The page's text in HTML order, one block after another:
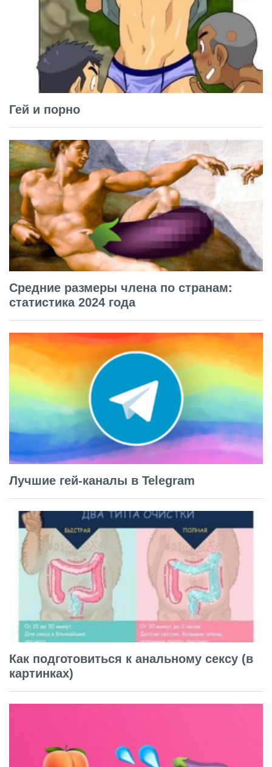
Гей и порно
Средние размеры члена по странам:
статистика 2024 года
Лучшие гей-каналы в Telegram
Как подготовиться к анальному сексу (в
картинках)